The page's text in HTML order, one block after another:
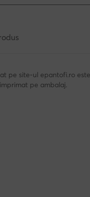
pe site-ul epantofi.ro
pe ambalaj.